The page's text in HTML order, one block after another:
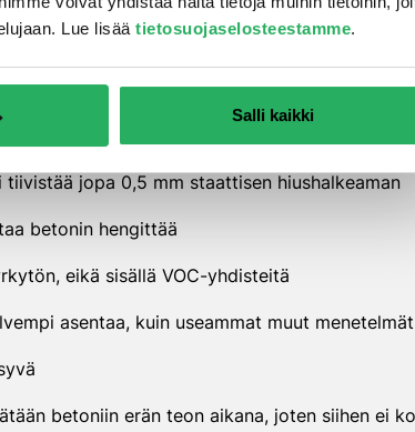
Lue lisää tietosuojaselosteestamme.
Salli kaikki
äärimmäistä hydrostaattista painetta
kiinteäksi osaksi rakennetta
tiivistää jopa 0,5 mm staattisen hiushalkeaman
betonin hengittää
eikä sisällä VOC-yhdisteitä
asentaa, kuin useammat muut menetelmät
betoniin erän teon aikana, joten siihen ei